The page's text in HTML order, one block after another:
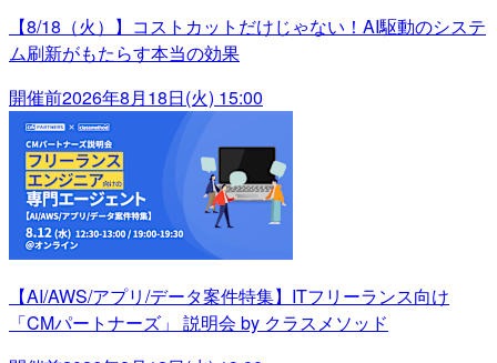
【8/18（火）】コストカットだけじゃない！AI駆動のシステ
ム刷新がもたらす本当の効果
開催前2026年8月18日(火) 15:00
【AI/AWS/アプリ/データ案件特集】ITフリーランス向け
「CMパートナーズ」 説明会 by クラスメソッド